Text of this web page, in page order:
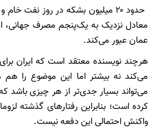
حدود ۲۰ میلیون بشکه در روز نفت
معادل نزدیک به یک‌پنجم مصرف جهانی، از
عمان عبور می‌کند.
هرچند نویسنده معتقد است که ایران
می‌کند نه بیشتر اما این موضوع را
می‌تواند بسیار جدی‌تر از هر چیزی باشد
کرده است؛ بنابراین رفتارهای گذشته
واکنش احتمالی این دفعه نیست.